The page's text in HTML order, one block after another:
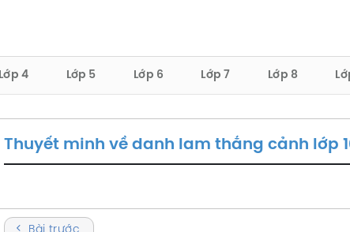
Lớp 4 Lớp 5 Lớp 6 Lớp 7 Lớp 8
Thuyết minh về danh lam thắng cảnh lớp